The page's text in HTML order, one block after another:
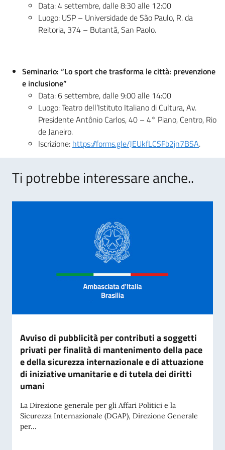
Data: 4 settembre, dalle 8:30 alle 12:00
Luogo: USP – Universidade de São Paulo, R. da
Reitoria, 374 – Butantã, San Paolo.
Seminario: “Lo sport che trasforma le città: prevenzione
e inclusione”
Data: 6 settembre, dalle 9:00 alle 14:00
Luogo: Teatro dell’Istituto Italiano di Cultura, Av.
Presidente Antônio Carlos, 40 – 4° Piano, Centro, Rio
de Janeiro.
Iscrizione: https://forms.gle/JEUkfLCSFb2jn7BSA.
Ti potrebbe interessare anche..
Avviso di pubblicità per contributi a soggetti
privati per finalità di mantenimento della pace
e della sicurezza internazionale e di attuazione
di iniziative umanitarie e di tutela dei diritti
umani
La Direzione generale per gli Affari Politici e la
Sicurezza Internazionale (DGAP), Direzione Generale
per...